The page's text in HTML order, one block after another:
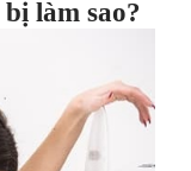
làm sao?